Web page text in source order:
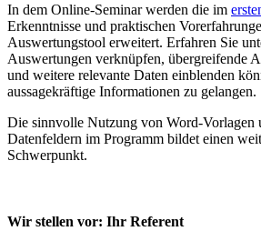
In dem Online-Seminar werden die im
Erkenntnisse und praktischen
Auswertungstool erweitert. Erfahren Sie
Auswertungen verknüpfen, übergreifende
und weitere relevante Daten einblenden
aussagekräftige Informationen zu gelangen.
Die sinnvolle Nutzung von Word-Vorlagen
Datenfeldern im Programm bildet einen
Schwerpunkt.
Wir stellen vor: Ihr Referent